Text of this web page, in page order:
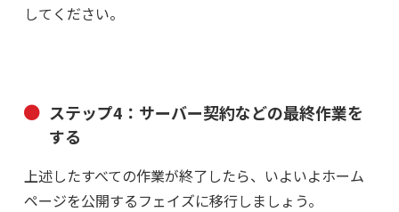
してください。
ステップ4：サーバー契約などの最終作業を
する
上述したすべての作業が終了したら、いよいよホーム
ページを公開するフェイズに移行しましょう。